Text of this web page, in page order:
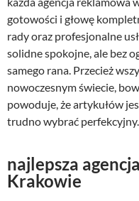
gotowości i głowę
rady oraz profesjonalne
solidne spokojne, ale bez
samego rana. Przecież
nowoczesnym świecie,
powoduje, że artykułów
trudno wybrać perfekcyjny.
najlepsza
Krakowie